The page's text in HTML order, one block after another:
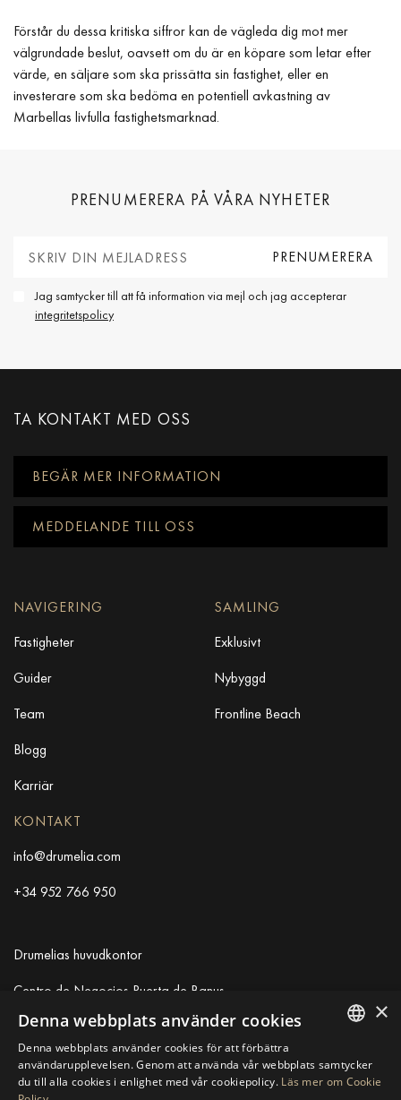
Förstår du dessa kritiska siffror kan de vägleda dig mot mer
välgrundade beslut, oavsett om du är en köpare som letar efter
värde, en säljare som ska prissätta sin fastighet, eller en
investerare som ska bedöma en potentiell avkastning av
Marbellas livfulla fastighetsmarknad.
PRENUMERERA PÅ VÅRA NYHETER
Jag samtycker till att få information via mejl och jag accepterar
integritetspolicy
TA KONTAKT MED OSS
BEGÄR MER INFORMATION
MEDDELANDE TILL OSS
NAVIGERING
Fastigheter
Guider
Team
Blogg
Karriär
SAMLING
Exklusivt
Nybyggd
Frontline Beach
KONTAKT
info@drumelia.com
+34 952 766 950
Drumelias huvudkontor
Centro de Negocios Puerta de Banus
Edificio B, Local 11
+34 952 766 950
info@drumelia.com
ENGLISH
SPANISH
×
Denna webbplats använder cookies
Denna webbplats använder cookies för att förbättra
användarupplevelsen. Genom att använda vår webbplats samtycker
du till alla cookies i enlighet med vår cookiepolicy. Läs mer om Cookie